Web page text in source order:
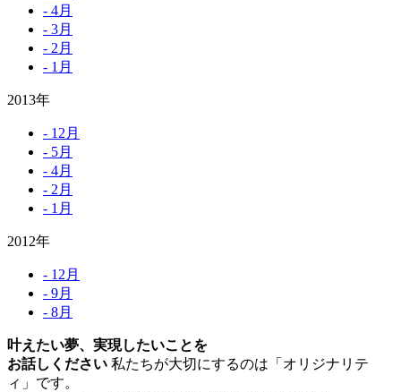
- 4月
- 3月
- 2月
- 1月
2013年
- 12月
- 5月
- 4月
- 2月
- 1月
2012年
- 12月
- 9月
- 8月
叶えたい夢、実現したいことを
お話しください 私たちが大切にするのは「オリジナリテ
ィ」です。